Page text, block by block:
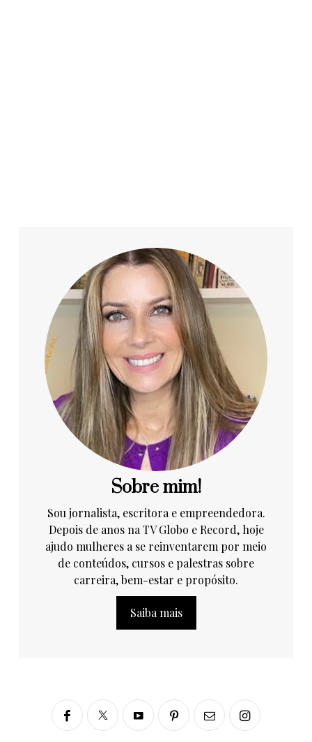
Sobre mim!
Sou jornalista, escritora e empreendedora.
Depois de anos na TV Globo e Record, hoje
ajudo mulheres a se reinventarem por meio
de conteúdos, cursos e palestras sobre
carreira, bem-estar e propósito.
Saiba mais